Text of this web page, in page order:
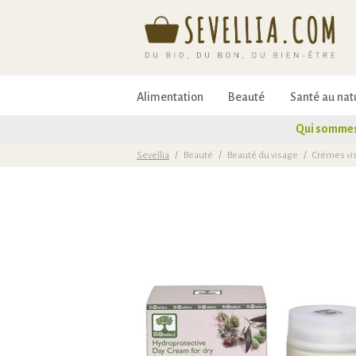
Alimentation Beauté Santé au
Qui
Sevellia / Beauté / Beauté du visage / Crèmes